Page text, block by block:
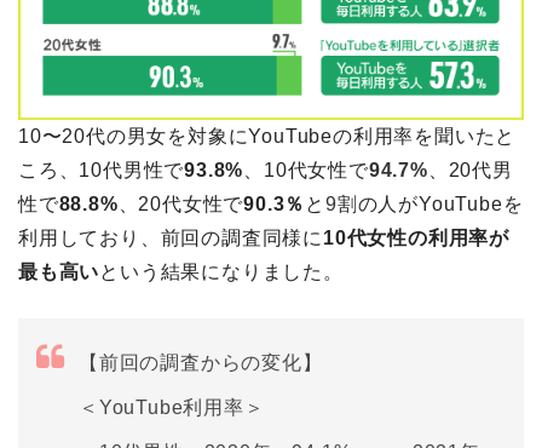
10〜20代の男女を対象にYouTubeの利用率を聞いたと
ころ、10代男性で93.8% 、10代女性で94.7% 、20代男
性で88.8% 、20代女性で90.3％ と9割 の人がYouTubeを
利用しており、前回の調査同様に 10代女性の利用率が
最も高いという結果になりました。
【前回の調査からの変化】
＜YouTube利用率＞